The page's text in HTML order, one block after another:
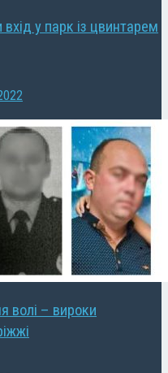
вхід у парк із цвинтарем
волі – вироки